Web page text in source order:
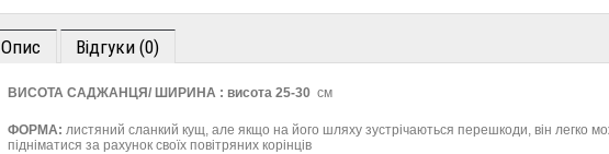
Опис Відгуки (0)
ВИСОТА САДЖАНЦЯ/ ШИРИНА : висота 25-30 см
ФОРМА: листяний сланкий кущ, але якщо на його шляху зустрічаються перешкоди, він легко
підніматися за рахунок своїх повітряних корінців